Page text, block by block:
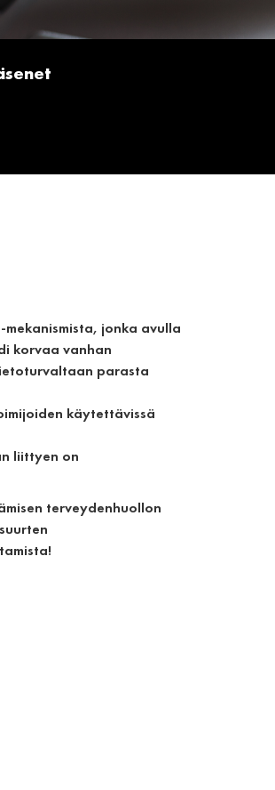
mekanismista, jonka avulla
korvaa vanhan
parasta
käytettävissä
liittyen on
terveydenhuollon